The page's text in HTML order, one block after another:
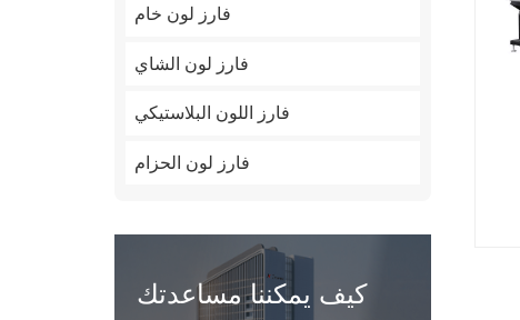
فارز لون خام
فارز لون الشاي
فارز اللون البلاستيكي
فارز لون الحزام
كيف يمكننا مساعدتك